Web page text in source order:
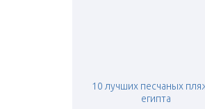
10 лучших песчаных
египта